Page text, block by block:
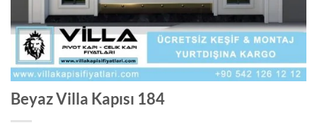
Beyaz Villa Kapısı 184